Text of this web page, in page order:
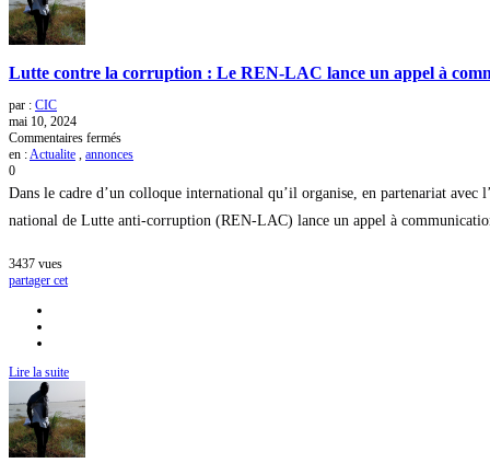
Lutte contre la corruption : Le REN-LAC lance un appel à
par : CIC
mai 10, 2024
Commentaires ferméssur
Lutte
corruption
:
en :Actualite , annonces
0
Dans le cadre d’un colloque international qu’il organise, en partenariat
national de Lutte anti-corruption (REN-LAC) lance un appel à
3437 vues
partager cet
Lire la suite